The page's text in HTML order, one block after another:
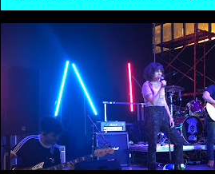
a
d
ALISON DARWIN ANNABEL LEE